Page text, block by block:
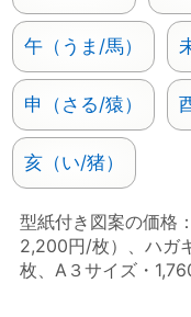
午（うま/馬）
申（さる/猿）
亥（い/猪）
型紙付き図案の価格
2,200円/枚）、ハガ
枚、A３サイズ・